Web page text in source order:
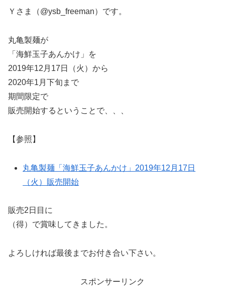
Ｙさま（@ysb_freeman）です。
丸亀製麺が
「海鮮玉子あんかけ」を
2019年12月17日（火）から
2020年1月下旬まで
期間限定で
販売開始するということで、、、
【参照】
丸亀製麺「海鮮玉子あんかけ」2019年12月17日
（火）販売開始
販売2日目に
（得）で賞味してきました。
よろしければ最後までお付き合い下さい。
スポンサーリンク